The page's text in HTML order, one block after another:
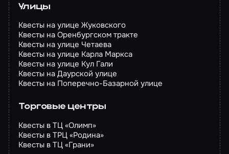
Улицы
Квесты на улице Жуковского
Квесты на Оренбургском тракте
Квесты на улице Четаева
Квесты на улице Карла Маркса
Квесты на улице Кул Гали
Квесты на Даурской улице
Квесты на Поперечно-Базарной улице
Торговые центры
Квесты в ТЦ «Олимп»
Квесты в ТРЦ «Родина»
Квесты в ТЦ «Грани»